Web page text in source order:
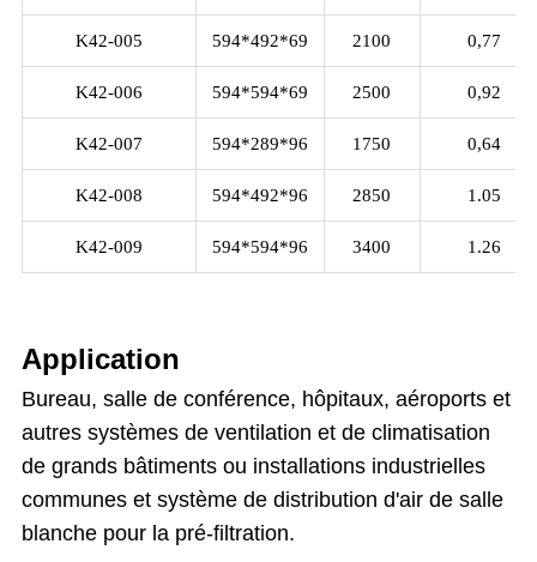
K42-005 594*492*69 2100 0,77
K42-006 594*594*69 2500 0,92
K42-007 594*289*96 1750 0,64
K42-008 594*492*96 2850 1.05
K42-009 594*594*96 3400 1.26
Application
Bureau, salle de conférence, hôpitaux, aéroports et
autres systèmes de ventilation et de climatisation
de grands bâtiments ou installations industrielles
communes et système de distribution d'air de salle
blanche pour la pré-filtration.